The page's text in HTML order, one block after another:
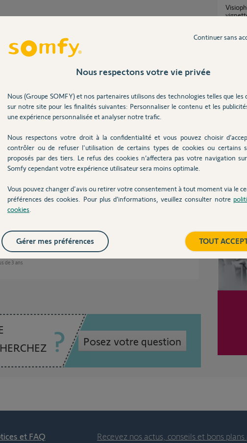
Partager cette question
Participer au fil de discussion
en AVI cela doit être très volumineux.
plus de 3 ans
bien inférieur à la taille maximum autorisée.
de 3 ans
Posez votre question
Visiophone Somfy V500 + base io : plus de
Caméras Somfy visibles dans Apple Home,
10
et FAQ Recevez nos actus, conseils et bons
Nous respectons votre vie privée
Nous (Groupe SOMFY) et nos partenaires utilisons des technologies telles que les
sur notre site pour les finalités suivantes: Personnaliser le contenu et les
une expérience personnalisée et analyser notre trafic.
Nous respectons votre droit à la confidentialité et vous pouvez choisir
contrôler ou de refuser l'utilisation de certains types de cookies ou certains
proposés par des tiers. Le refus des cookies n’affectera pas votre navigation
Somfy cependant votre expérience utilisateur sera moins optimale.
Vous pouvez changer d'avis ou retirer votre consentement à tout moment via le
préférences des cookies. Pour plus d’informations, veuillez consulter notre
cookies
Continuer sans
TOUT
Gérer mes préférences